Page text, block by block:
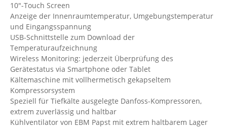
10"-Touch Screen
Anzeige der Innenraumtemperatur, Umgebungstemperatur
und Eingangsspannung
USB-Schnittstelle zum Download der
Temperaturaufzeichnung
Wireless Monitoring: jederzeit Überprüfung des
Gerätestatus via Smartphone oder Tablet
Kältemaschine mit vollhermetisch gekapseltem
Kompressorsystem
Speziell für Tiefkälte ausgelegte Danfoss-Kompressoren,
extrem zuverlässig und haltbar
Kühlventilator von EBM Papst mit extrem haltbarem Lager